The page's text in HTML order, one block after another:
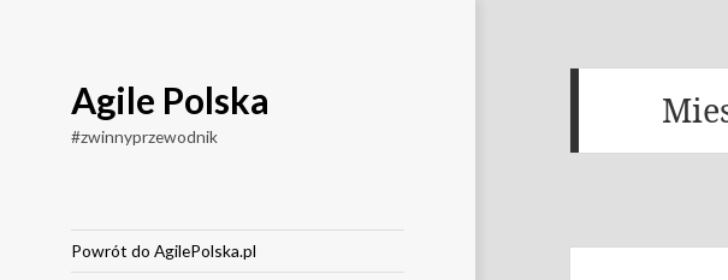
Agile Polska
#zwinnyprzewodnik
Powrót do AgilePolska.pl